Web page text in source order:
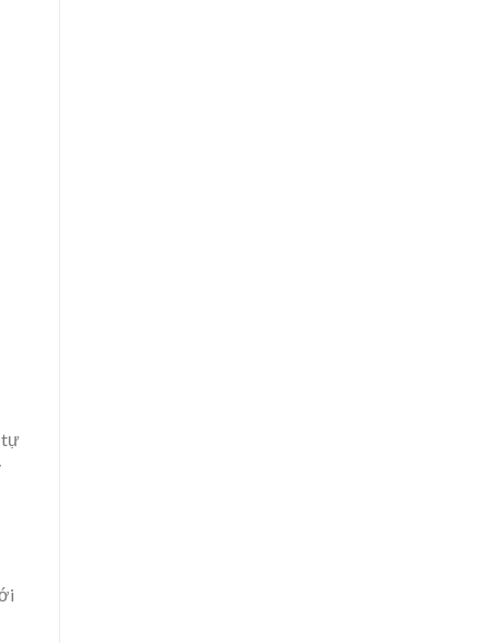
tự